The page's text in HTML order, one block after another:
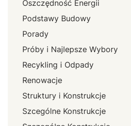
Oszczędność Energii
Podstawy Budowy
Porady
Próby i Najlepsze Wybory
Recykling i Odpady
Renowacje
Struktury i Konstrukcje
Szcególne Konstrukcje